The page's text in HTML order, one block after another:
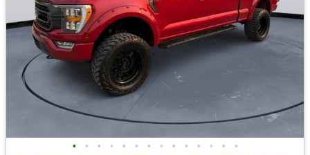
• • • • • • • • • • • • • •